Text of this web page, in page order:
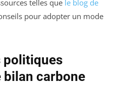
telles que le blog de
pour adopter un mode
politiques
bilan carbone